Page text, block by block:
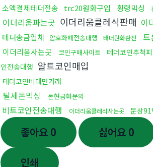
소액결제테더전송
trc20원화구입 횡령믹싱
이더리움파는곳 이더리움클레식판매 이
테더송금업체 암호화폐전송대행 태더원화환전 트
이더리움사는곳 코인구매사이트 테더코인추척
인전송대행 알트코인매입
테더코인비대면거래
탈세돈믹싱 돈현금화문의
비트코인전송대행 이더리움클레식사는곳 문상
좋아요 0 싫어요 0
인쇄